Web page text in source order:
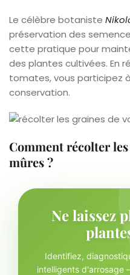
Le célèbre botaniste
préservation des
cette pratique pour
des plantes cultivées. En
tomates, vous participez
conservation.
Comment récolter
mûres ?
Ne laissez
Identifiez,
intelligents d'arrosage